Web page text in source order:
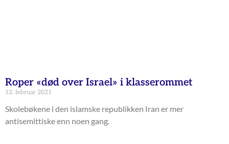
Roper «død over Israel» i klasserommet
12. februar 2021
Skolebøkene i den islamske republikken Iran er mer
antisemittiske enn noen gang.